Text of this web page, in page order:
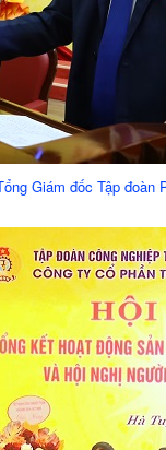
Giám đốc Tập đoàn